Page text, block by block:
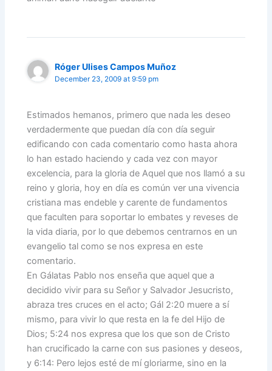
Róger Ulises Campos Muñoz
December 23, 2009 at 9:59 pm
Estimados hemanos, primero que nada les deseo
verdadermente que puedan día con día seguir
edificando con cada comentario como hasta ahora
lo han estado haciendo y cada vez con mayor
excelencia, para la gloria de Aquel que nos llamó a su
reino y gloria, hoy en día es común ver una vivencia
cristiana mas endeble y carente de fundamentos
que faculten para soportar lo embates y reveses de
la vida diaria, por lo que debemos centrarnos en un
evangelio tal como se nos expresa en este
comentario.
En Gálatas Pablo nos enseña que aquel que a
decidido vivir para su Señor y Salvador Jesucristo,
abraza tres cruces en el acto; Gál 2:20 muere a sí
mismo, para vivir lo que resta en la fe del Hijo de
Dios; 5:24 nos expresa que los que son de Cristo
han crucificado la carne con sus pasiones y deseos,
y 6:14: Pero lejos esté de mí gloriarme, sino en la